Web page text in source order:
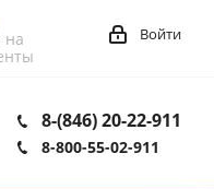
на
Войти
8-(846) 20-22-911
8-800-55-02-911